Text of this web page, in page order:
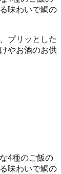
味わいで鯛の
プリッとした
やお酒のお供
4種のご飯の
味わいで鯛の